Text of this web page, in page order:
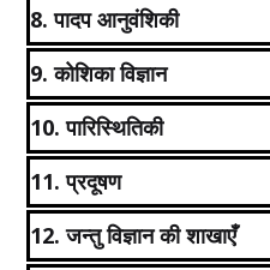
8.पादप आनुवंशिकी
9.कोशिका विज्ञान
10.पारिस्थितिकी
11.प्रदूषण
12.जन्तु विज्ञान की शाखाएँ